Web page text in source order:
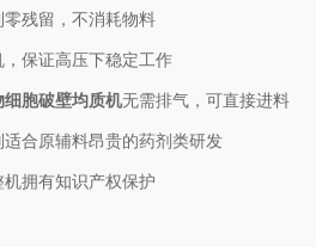
残留，不消耗物料
保证高压下稳定工作
细胞破壁均质机无需排气，可直接进料
合原辅料昂贵的药剂类研发
拥有知识产权保护